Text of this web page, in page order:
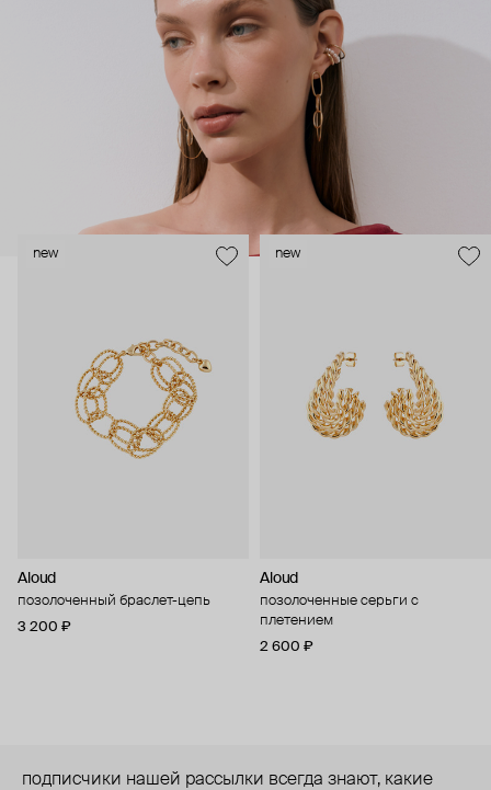
голос и транслировать его через украшения.
new
Aloud
позолоченный браслет-цепь
3 200 ₽
new
Aloud
позолоченные серьги с
плетением
2 600 ₽
подписчики нашей рассылки всегда знают, какие